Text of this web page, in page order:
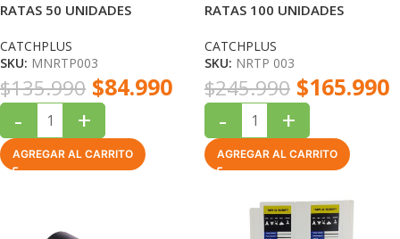
RATAS 50 UNIDADES
CATCHPLUS
SKU: MNRTP003
$135.990 $84.990
- +
AGREGAR AL CARRITO
RATAS 100 UNIDADES
CATCHPLUS
SKU: NRTP 003
$245.990 $165.990
- +
AGREGAR AL CARRITO